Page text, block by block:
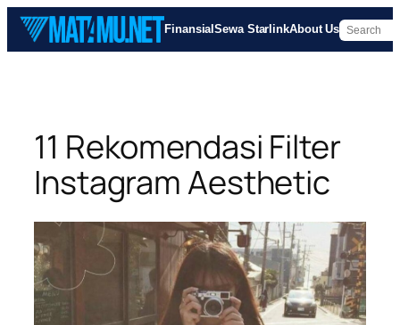
Skip
content
FinansialSewa StarlinkAbout Us
11 Rekomendasi Filter
Instagram Aesthetic